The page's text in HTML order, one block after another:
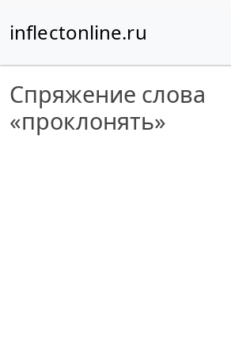
inflectonline.ru
Спряжение слова
«проклонять»